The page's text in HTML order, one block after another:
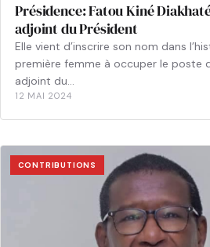
Présidence: Fatou Kiné
adjoint du Président
Elle vient d’inscrire son nom dans
première femme à occuper le poste
adjoint du…
12 MAI 2024
CONTRIBUTIONS